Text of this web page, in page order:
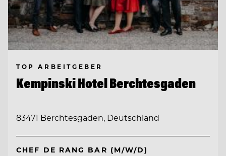
TOP ARBEITGEBER
Kempinski Hotel Berchtesgaden
83471 Berchtesgaden, Deutschland
CHEF DE RANG BAR (M/W/D)